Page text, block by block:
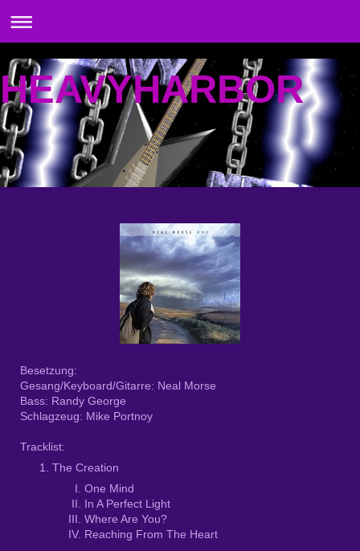
HEAVYHARBOR
Besetzung:
Gesang/Keyboard/Gitarre: Neal Morse
Bass: Randy George
Schlagzeug: Mike Portnoy
Tracklist:
The Creation
One Mind
In A Perfect Light
Where Are You?
Reaching From The Heart